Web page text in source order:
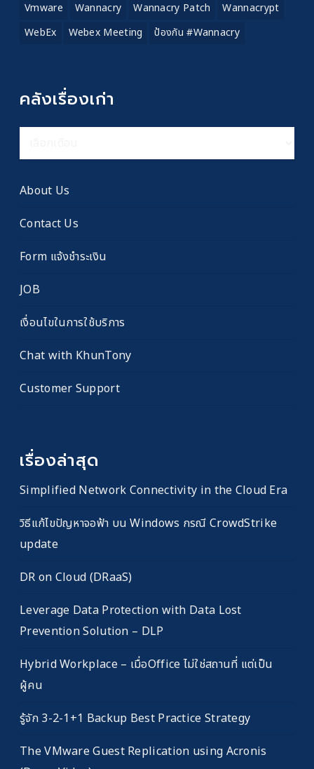
Vmware
Wannacry Wannacry Patch
Wannacrypt
WebEx
Webex Meeting ป้องกัน #wannacry
คลังเรื่องเก่า
เรื่อง
About Us
Contact Us
Form แจ้งชำระเงิน
JOB
เงื่อนไขในการใช้บริการ
Chat with KhunTony
Customer Support
เรื่องล่าสุด
Simplified Network Connectivity in the Cloud Era
วิธีแก้ไขปัญหาจอฟ้า บน Windows กรณี CrowdStrike
update
DR on Cloud (DRaaS)
Leverage Data Protection with Data Lost
Prevention Solution – DLP
Hybrid Workplace – เมื่อOffice ไม่ใช่สถานที่ แต่เป็น
ผู้คน
รู้จัก 3-2-1+1 Backup Best Practice Strategy
The VMware Guest Replication using Acronis